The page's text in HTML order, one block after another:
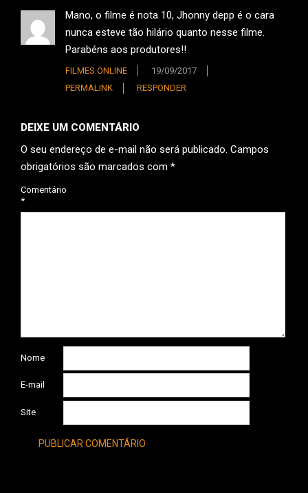
Mano, o filme é nota 10, Jhonny depp é o cara
nunca esteve tão hilário quanto nesse filme.
Parabéns aos produtores!!
FILMES ONLINE
19/09/2017
PERMALINK
RESPONDER
DEIXE UM COMENTÁRIO
O seu endereço de e-mail não será publicado. Campos
obrigatórios são marcados com *
Comentário
*
Nome
E-mail
Site